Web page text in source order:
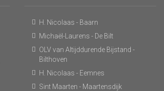
H. Nicolaas - Baarn
Michaël-Laurens - De Bilt
OLV van Altijddurende Bijstand -
Bilthoven
H. Nicolaas - Eemnes
Sint Maarten - Maartensdijk